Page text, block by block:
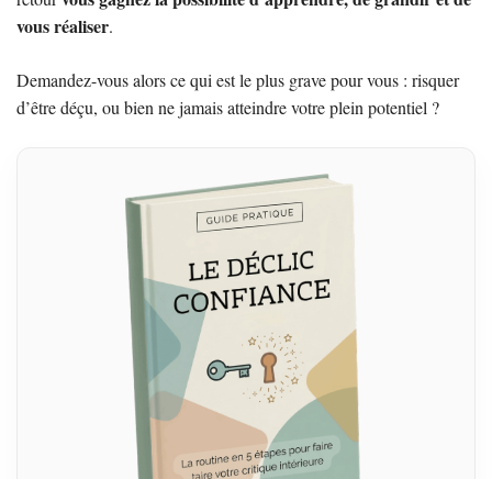
vous réaliser.
Demandez-vous alors ce qui est le plus grave pour vous : risquer
d’être déçu, ou bien ne jamais atteindre votre plein potentiel ?